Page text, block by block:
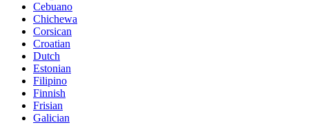
Cebuano
Chichewa
Corsican
Croatian
Dutch
Estonian
Filipino
Finnish
Frisian
Galician